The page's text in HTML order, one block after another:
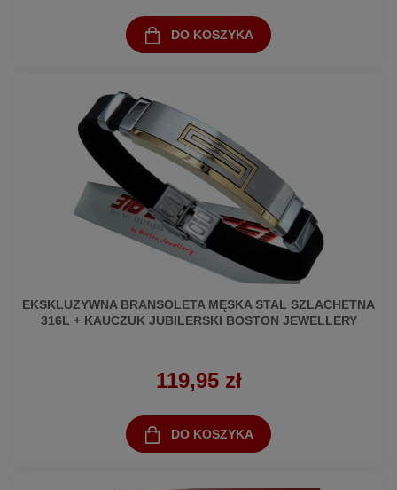
DO KOSZYKA
EKSKLUZYWNA BRANSOLETA MĘSKA STAL SZLACHETNA
316L + KAUCZUK JUBILERSKI BOSTON JEWELLERY
119,95 zł
DO KOSZYKA